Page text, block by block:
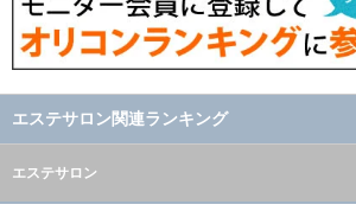
エステサロン関連ランキング
エステサロン